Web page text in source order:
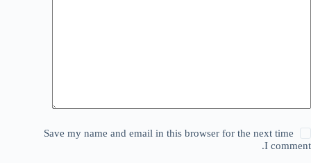
Save my name and email in this browser for the next time
I comment.